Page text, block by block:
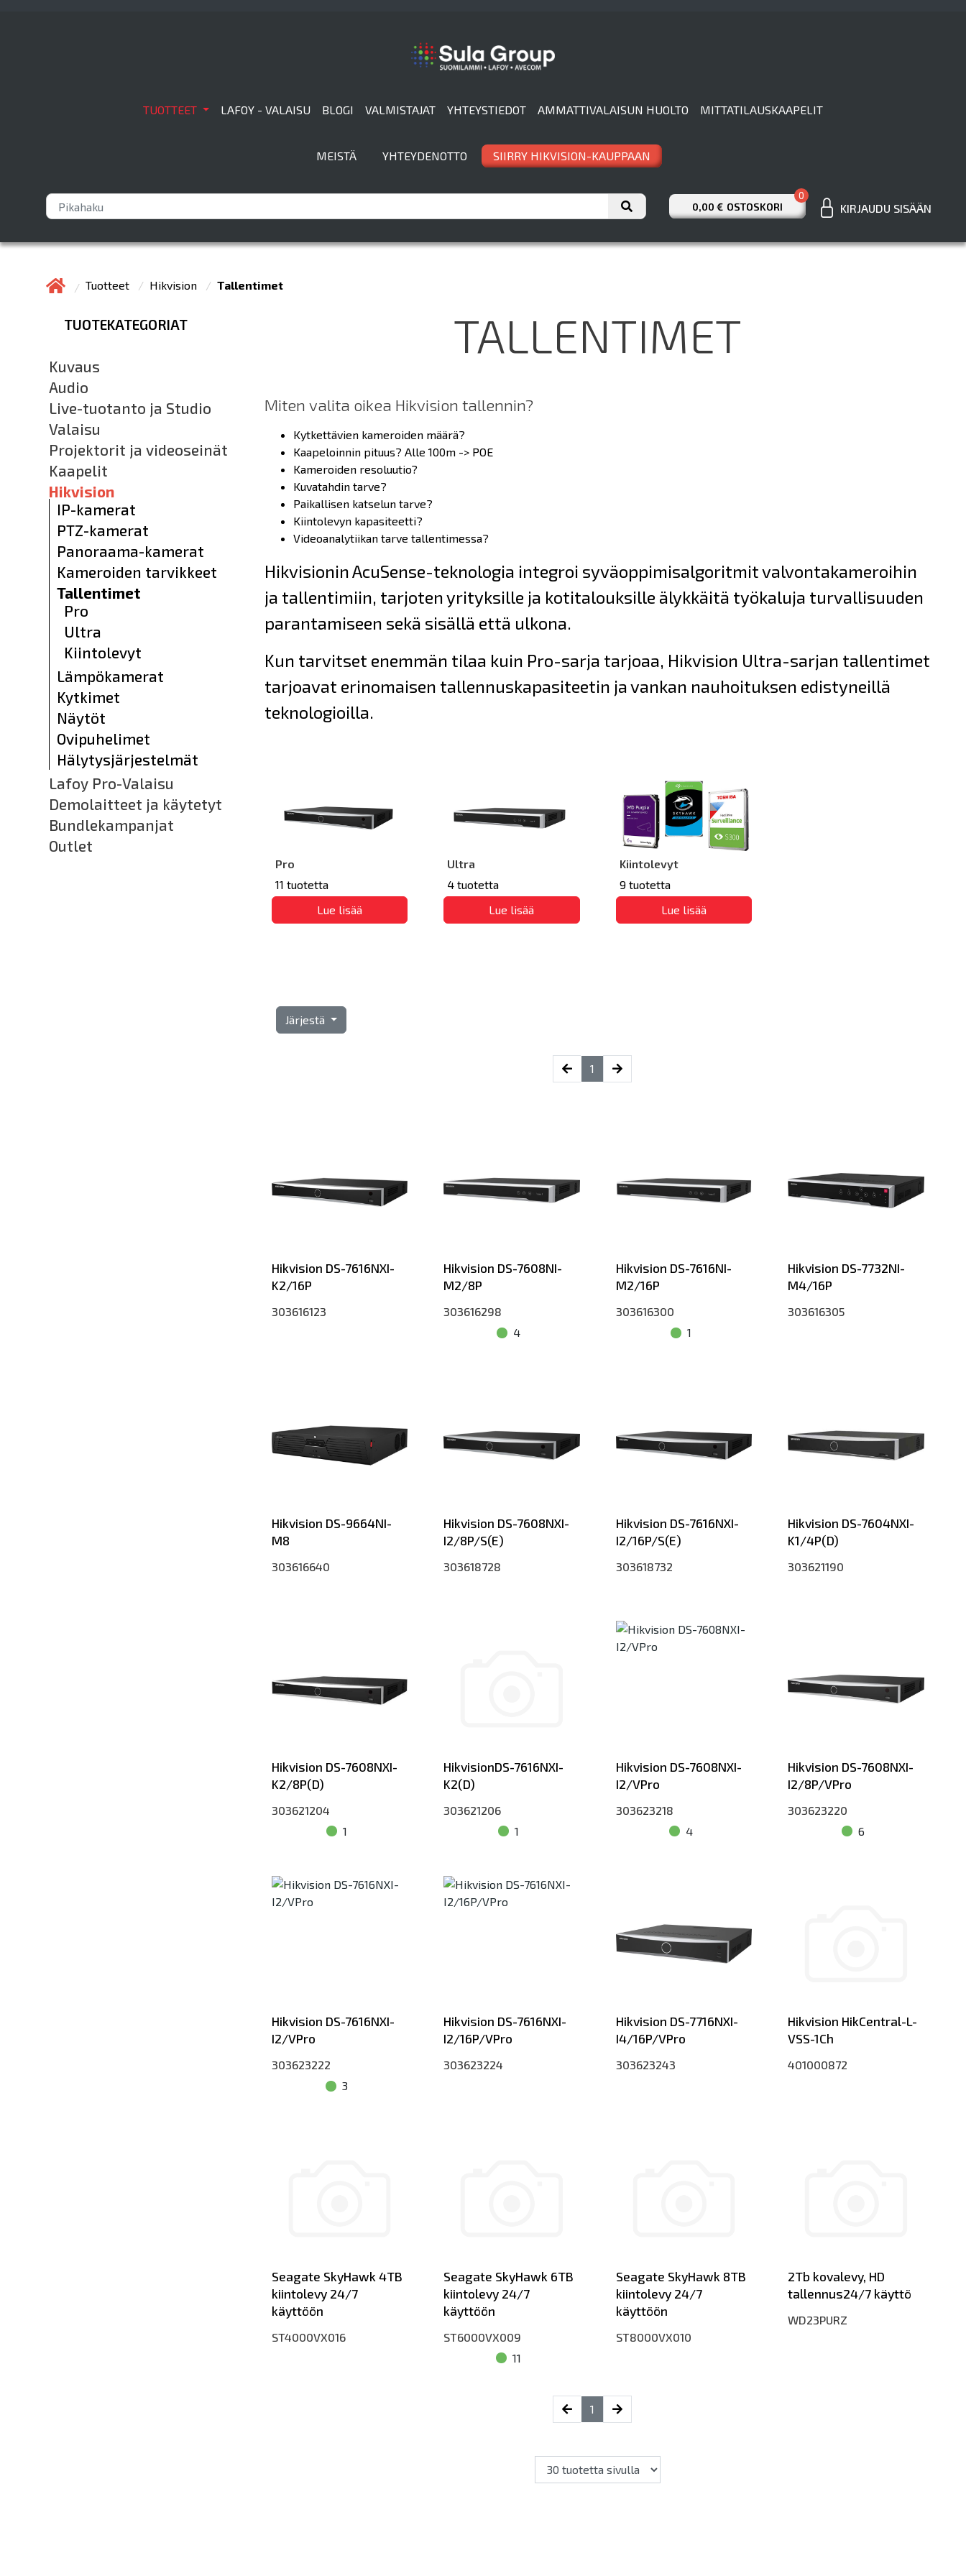
TUOTTEET LAFOY - VALAISU BLOGI VALMISTAJAT YHTEYSTIEDOT AMMATTIVALAISUN HUOLTO MITTATILAUSKAAPELIT
MEISTÄ YHTEYDENOTTO SIIRRY HIKVISION-KAUPPAAN
0,00 € OSTOSKORI
0
KIRJAUDU SISÄÄN
Tuotteet Hikvision Tallentimet
TUOTEKATEGORIAT
Kuvaus
Audio
Live-tuotanto ja Studio
Valaisu
Projektorit ja videoseinät
Kaapelit
Hikvision
IP-kamerat
PTZ-kamerat
Panoraama-kamerat
Kameroiden tarvikkeet
Tallentimet
Pro
Ultra
Kiintolevyt
Lämpökamerat
Kytkimet
Näytöt
Ovipuhelimet
Hälytysjärjestelmät
Lafoy Pro-Valaisu
Demolaitteet ja käytetyt
Bundlekampanjat
Outlet
TALLENTIMET
Miten valita oikea Hikvision tallennin?
Kytkettävien kameroiden määrä?
Kaapeloinnin pituus? Alle 100m -> POE
Kameroiden resoluutio?
Kuvatahdin tarve?
Paikallisen katselun tarve?
Kiintolevyn kapasiteetti?
Videoanalytiikan tarve tallentimessa?
Hikvisionin AcuSense-teknologia integroi syväoppimisalgoritmit valvontakameroihin
ja tallentimiin, tarjoten yrityksille ja kotitalouksille älykkäitä työkaluja turvallisuuden
parantamiseen sekä sisällä että ulkona.
Kun tarvitset enemmän tilaa kuin Pro-sarja tarjoaa, Hikvision Ultra-sarjan tallentimet
tarjoavat erinomaisen tallennuskapasiteetin ja vankan nauhoituksen edistyneillä
teknologioilla.
Pro
11 tuotetta
Lue lisää
Ultra
4 tuotetta
Lue lisää
Kiintolevyt
9 tuotetta
Lue lisää
Järjestä
1 (current)
Hikvision DS-7616NXI-
K2/16P
303616123
Hikvision DS-7608NI-
M2/8P
303616298
4
Hikvision DS-7616NI-
M2/16P
303616300
1
Hikvision DS-7732NI-
M4/16P
303616305
Hikvision DS-9664NI-
M8
303616640
Hikvision DS-7608NXI-
I2/8P/S(E)
303618728
Hikvision DS-7616NXI-
I2/16P/S(E)
303618732
Hikvision DS-7604NXI-
K1/4P(D)
303621190
Hikvision DS-7608NXI-
K2/8P(D)
303621204
1
HikvisionDS-7616NXI-
K2(D)
303621206
1
Hikvision DS-7608NXI-
I2/VPro
303623218
4
Hikvision DS-7608NXI-
I2/8P/VPro
303623220
6
Hikvision DS-7616NXI-
I2/VPro
303623222
3
Hikvision DS-7616NXI-
I2/16P/VPro
303623224
Hikvision DS-7716NXI-
I4/16P/VPro
303623243
Hikvision HikCentral-L-
VSS-1Ch
401000872
Seagate SkyHawk 4TB
kiintolevy 24/7
käyttöön
ST4000VX016
Seagate SkyHawk 6TB
kiintolevy 24/7
käyttöön
ST6000VX009
11
Seagate SkyHawk 8TB
kiintolevy 24/7
käyttöön
ST8000VX010
2Tb kovalevy, HD
tallennus24/7 käyttö
WD23PURZ
1 (current)